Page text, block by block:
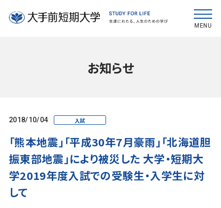
MENU
お知らせ
2018/10/04 入試
「熊本地震」「平成30年7月豪雨」「北海道胆
振東部地震」により被災した 大学・短期大
学2019年度入試での受験生・入学生に対
して